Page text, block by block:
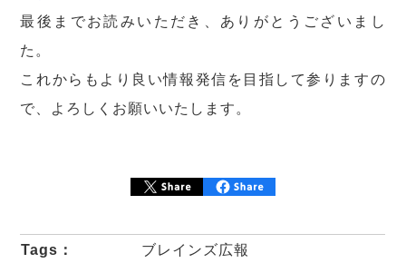
最後までお読みいただき、ありがとうございまし
た。
これからもより良い情報発信を目指して参りますの
で、よろしくお願いいたします。
Tags： ブレインズ広報